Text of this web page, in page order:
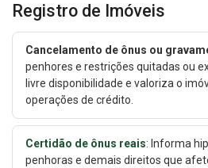
Registro de Imóveis
Cancelamento de ônus ou
penhores e restrições quitadas ou
livre disponibilidade e valoriza o
operações de crédito.
Certidão de ônus reais: Informa
penhoras e demais direitos que